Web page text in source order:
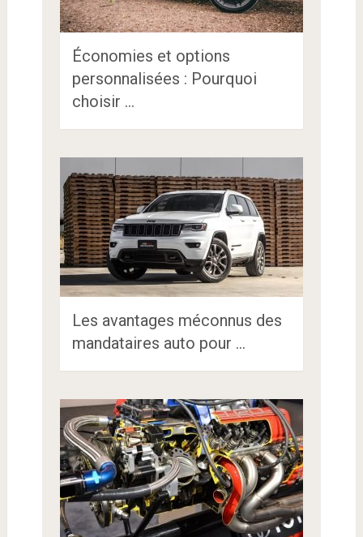
Économies et options
personnalisées : Pourquoi
choisir …
Les avantages méconnus des
mandataires auto pour …